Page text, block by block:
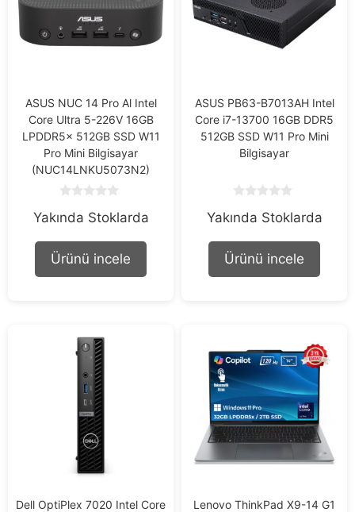
ASUS NUC 14 Pro Al Intel
Core Ultra 5-226V 16GB
LPDDR5x 512GB SSD W11
Pro Mini Bilgisayar
(NUC14LNKU5073N2)
o
t
f
Yakında Stoklarda
Ürünü incele
ASUS PB63-B7013AH Intel
Core i7-13700 16GB DDR5
512GB SSD W11 Pro Mini
Bilgisayar
o
t
f
Yakında Stoklarda
Ürünü incele
Dell OptiPlex 7020 Intel Core
Lenovo ThinkPad X9-14 G1